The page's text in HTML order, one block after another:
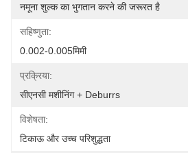
नमूना शुल्क का भुगतान करने की जरूरत है
सहिष्णुता:
0.002-0.005मिमी
प्रक्रिया:
सीएनसी मशीनिंग + Deburrs
विशेषता:
टिकाऊ और उच्च परिशुद्धता